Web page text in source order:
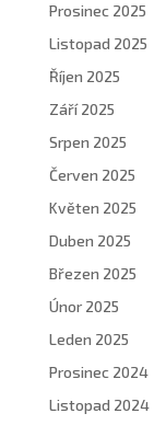
Prosinec 2025
Listopad 2025
Říjen 2025
Září 2025
Srpen 2025
Červen 2025
Květen 2025
Duben 2025
Březen 2025
Únor 2025
Leden 2025
Prosinec 2024
Listopad 2024